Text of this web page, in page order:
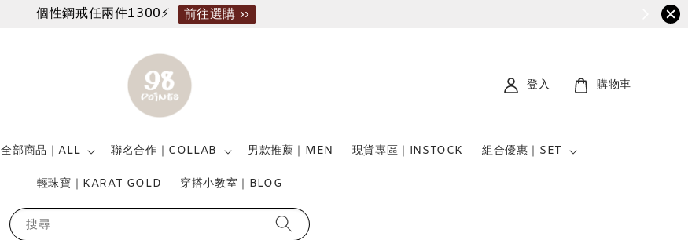
個性鋼戒任兩件1300⚡ 前往選購 ››
搜尋
全部商品｜ALL 聯名合作｜COLLAB 男款推薦｜MEN 現貨專區｜INSTOCK 組合優惠｜SET
輕珠寶｜KARAT GOLD 穿搭小教室｜BLOG
登入 購物車